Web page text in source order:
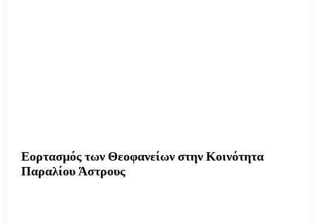
Εορτασμός των Θεοφανείων στην Κοινότητα
Παραλίου Άστρους